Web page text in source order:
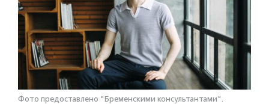
Фото предоставлено "Бременскими консультантами".